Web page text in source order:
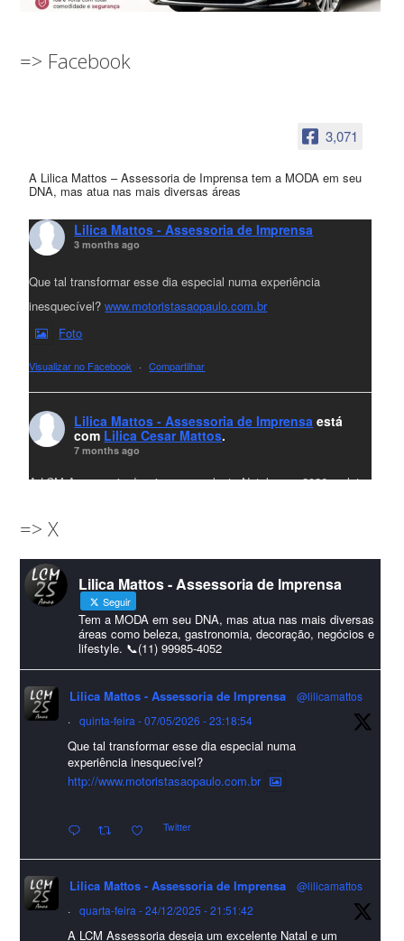
=> Facebook
3,071
A Lilica Mattos – Assessoria de Imprensa tem a MODA em seu
DNA, mas atua nas mais diversas áreas
Lilica Mattos - Assessoria de Imprensa
3 months ago
Que tal transformar esse dia especial numa experiência
inesquecível?www.motoristasaopaulo.com.br
Foto
Visualizar no Facebook · Compartilhar
Lilica Mattos - Assessoria de Imprensa está
com Lilica Cesar Mattos.
7 months ago
A LCM Assessoria deseja um excelente Natal e um 2026 repleto
amigos que sempre nos acompanham!🎄✨🥂❤️
#lcmassessoriassessoria#natal #merrychristmas #felizanonovo
#HappyNewYear
Foto
Visualizar no Facebook · Compartilhar
Lilica Mattos - Assessoria de Imprensa
9 months ago
A Abrafas - Associação Brasileira de Fibras Artificiais e
Sintéticas foi destaque na Revista Química e Derivados, na
incertezas do mercado global".
Confira detalhes 🗞📰📈
#sustentabilidade #FibrasSintéticas #EconomiaCircular #Abrafas
#IndústriaTêxtil
=> X
Lilica Mattos - Assessoria de Imprensa
Seguir
Tem a MODA em seu DNA, mas atua nas mais diversas
áreas como beleza, gastronomia, decoração, negócios e
lifestyle. 📞(11) 99985-4052
Lilica Mattos - Assessoria de Imprensa
@lilicamattos
·
quinta-feira - 07/05/2026 - 23:18:54
Que tal transformar esse dia especial numa
experiência inesquecível?
http://www.motoristasaopaulo.com.br
Twitter
Lilica Mattos - Assessoria de Imprensa
@lilicamattos
·
quarta-feira - 24/12/2025 - 21:51:42
A LCM Assessoria deseja um excelente Natal e um